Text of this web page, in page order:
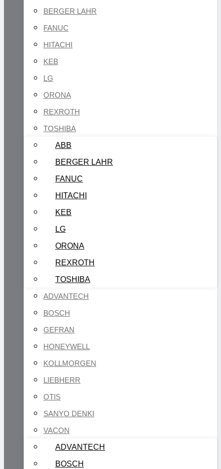
BERGER LAHR
FANUC
HITACHI
KEB
LG
ORONA
REXROTH
TOSHIBA
ABB
BERGER LAHR
FANUC
HITACHI
KEB
LG
ORONA
REXROTH
TOSHIBA
ADVANTECH
BOSCH
GEFRAN
HONEYWELL
KOLLMORGEN
LIEBHERR
OTIS
SANYO DENKI
VACON
ADVANTECH
BOSCH